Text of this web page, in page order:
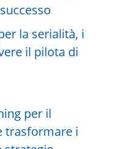
la serialità, i
il pilota di